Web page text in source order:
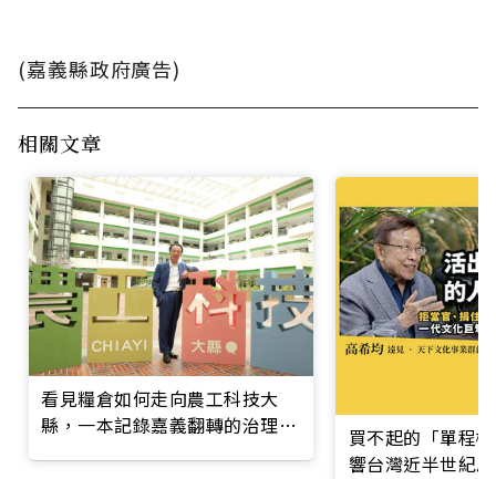
(嘉義縣政府廣告)
相關文章
看見糧倉如何走向農工科技大
縣，一本記錄嘉義翻轉的治理實
買不起的「單程
響台灣近半世紀